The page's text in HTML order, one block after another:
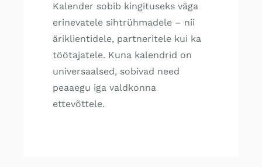
Kalender sobib kingituseks väga
erinevatele sihtrühmadele – nii
äriklientidele, partneritele kui ka
töötajatele. Kuna kalendrid on
universaalsed, sobivad need
peaaegu iga valdkonna
ettevõttele.